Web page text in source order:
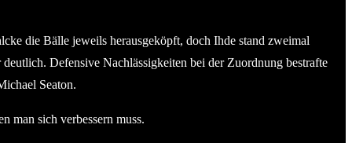
die Bälle jeweils herausgeköpft, doch Ihde stand zweimal
Defensive Nachlässigkeiten bei der Zuordnung bestrafte
Seaton.
man sich verbessern muss.